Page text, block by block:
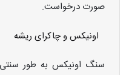
صورت درخواست.
اونیکس و چاکرای ریشه
سنگ اونیکس به طور